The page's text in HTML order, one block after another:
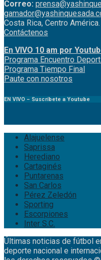
Correo:
Costa Rica, Centro América.
Contáctenos
En VIVO 10 am por
Programa Encuentro
Programa Tiempo Final
Paute con nosotros
EN VIVO – Suscríbete a Youtube
Alajuelense
Saprissa
Herediano
Cartaginés
Puntarenas
San Carlos
Pérez Zeledón
Sporting
Escorpiones
Inter S.C.
Últimas noticias de fútbol
deporte nacional e